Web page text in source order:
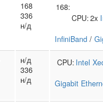
168
336
н/д
168:
CPU:2x
InfiniBand /
н/д
336
н/д
CPU: Intel
Gigabit